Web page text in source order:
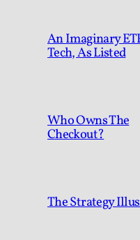
An Imaginary
Tech, As Listed
Who Owns The
Checkout?
The Strategy